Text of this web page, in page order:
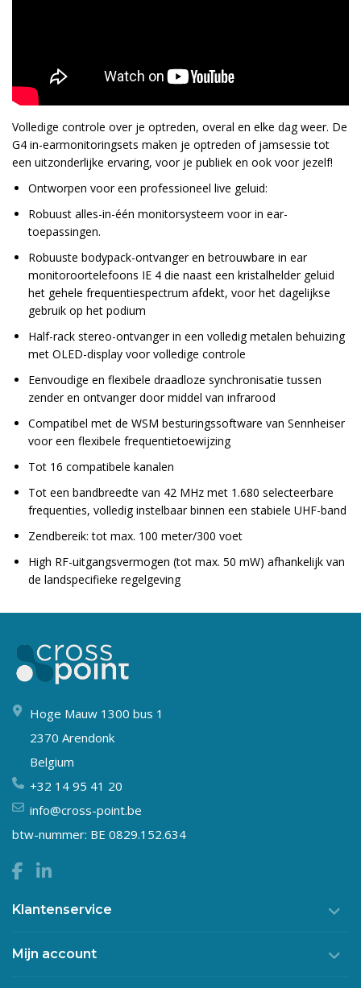
Volledige controle over je optreden, overal en elke dag weer. De
G4 in-earmonitoringsets maken je optreden of jamsessie tot
een uitzonderlijke ervaring, voor je publiek en ook voor jezelf!
Ontworpen voor een professioneel live geluid:
Robuust alles-in-één monitorsysteem voor in ear-
toepassingen.
Robuuste bodypack-ontvanger en betrouwbare in ear
monitoroortelefoons IE 4 die naast een kristalhelder geluid
het gehele frequentiespectrum afdekt, voor het dagelijkse
gebruik op het podium
Half-rack stereo-ontvanger in een volledig metalen behuizing
met OLED-display voor volledige controle
Eenvoudige en flexibele draadloze synchronisatie tussen
zender en ontvanger door middel van infrarood
Compatibel met de WSM besturingssoftware van Sennheiser
voor een flexibele frequentietoewijzing
Tot 16 compatibele kanalen
Tot een bandbreedte van 42 MHz met 1.680 selecteerbare
frequenties, volledig instelbaar binnen een stabiele UHF-band
Zendbereik: tot max. 100 meter/300 voet
High RF-uitgangsvermogen (tot max. 50 mW) afhankelijk van
de landspecifieke regelgeving
Hoge Mauw 1300 bus 1
2370 Arendonk
Belgium
+32 14 95 41 20
info@cross-point.be
btw-nummer: BE 0829.152.634
Klantenservice
Mijn account